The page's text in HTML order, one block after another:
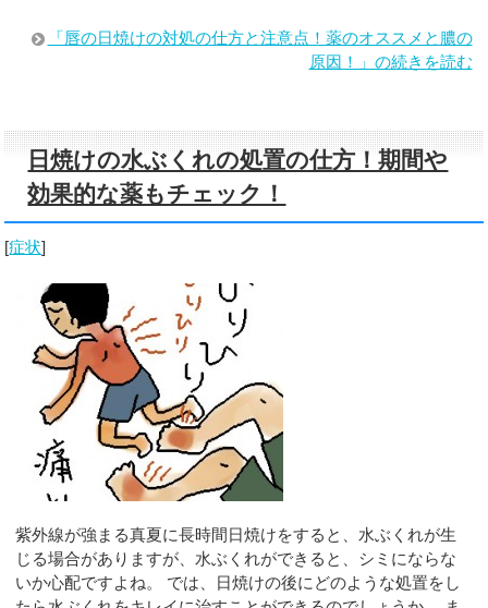
「唇の日焼けの対処の仕方と注意点！薬のオススメと膿の
原因！」の続きを読む
日焼けの水ぶくれの処置の仕方！期間や
効果的な薬もチェック！
[症状]
紫外線が強まる真夏に長時間日焼けをすると、水ぶくれが生
じる場合がありますが、水ぶくれができると、シミにならな
いか心配ですよね。 では、日焼けの後にどのような処置をし